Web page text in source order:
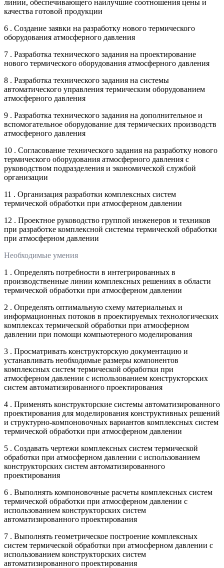
линии, обеспечивающего наилучшие соотношения цены и
качества готовой продукции
6 . Создание заявки на разработку нового термического
оборудования атмосферного давления
7 . Разработка технического задания на проектирование
нового термического оборудования атмосферного давления
8 . Разработка технического задания на системы
автоматического управления термическим оборудованием
атмосферного давления
9 . Разработка технического задания на дополнительное и
вспомогательное оборудование для термических производств
атмосферного давления
10 . Согласование технического задания на разработку нового
термического оборудования атмосферного давления с
руководством подразделения и экономической службой
организации
11 . Организация разработки комплексных систем
термической обработки при атмосферном давлении
12 . Проектное руководство группой инженеров и техников
при разработке комплексной системы термической обработки
при атмосферном давлении
Необходимые умения
1 . Определять потребности в интегрированных в
производственные линии комплексных решениях в области
термической обработки при атмосферном давлении
2 . Определять оптимальную схему материальных и
информационных потоков в проектируемых технологических
комплексах термической обработки при атмосферном
давлении при помощи компьютерного моделирования
3 . Просматривать конструкторскую документацию и
устанавливать необходимые размеры компонентов
комплексных систем термической обработки при
атмосферном давлении с использованием конструкторских
систем автоматизированного проектирования
4 . Применять конструкторские системы автоматизированного
проектирования для моделирования конструктивных решений
и структурно-компоновочных вариантов комплексных систем
термической обработки при атмосферном давлении
5 . Создавать чертежи комплексных систем термической
обработки при атмосферном давлении с использованием
конструкторских систем автоматизированного
проектирования
6 . Выполнять компоновочные расчеты комплексных систем
термической обработки при атмосферном давлении с
использованием конструкторских систем
автоматизированного проектирования
7 . Выполнять геометрическое построение комплексных
систем термической обработки при атмосферном давлении с
использованием конструкторских систем
автоматизированного проектирования